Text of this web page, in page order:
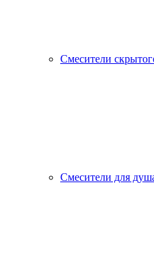
Смесители
Смесители для